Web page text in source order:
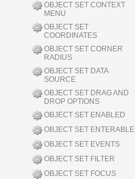
OBJECT SET CONTEXT
MENU
OBJECT SET
COORDINATES
OBJECT SET CORNER
RADIUS
OBJECT SET DATA
SOURCE
OBJECT SET DRAG AND
DROP OPTIONS
OBJECT SET ENABLED
OBJECT SET ENTERABLE
OBJECT SET EVENTS
OBJECT SET FILTER
OBJECT SET FOCUS